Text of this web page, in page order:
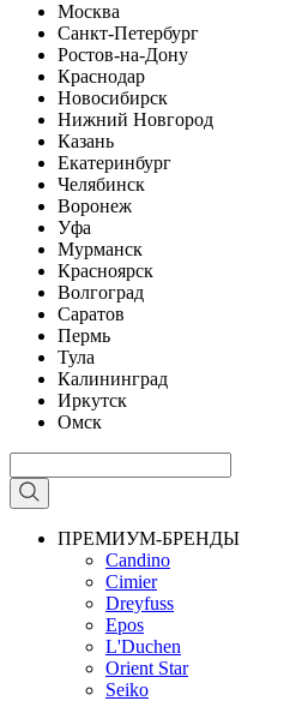
Москва
Санкт-Петербург
Ростов-на-Дону
Краснодар
Новосибирск
Нижний Новгород
Казань
Екатеринбург
Челябинск
Воронеж
Уфа
Мурманск
Красноярск
Волгоград
Саратов
Пермь
Тула
Калининград
Иркутск
Омск
ПРЕМИУМ-БРЕНДЫ
Candino
Cimier
Dreyfuss
Epos
L'Duchen
Orient Star
Seiko